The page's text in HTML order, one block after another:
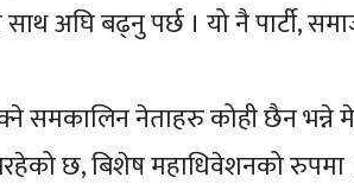
साथ अघि बढ्नु पर्छ । यो नै पार्टी,
समकालिन नेताहरु कोही छैन भन्ने
छ, बिशेष महाधिवेशनको